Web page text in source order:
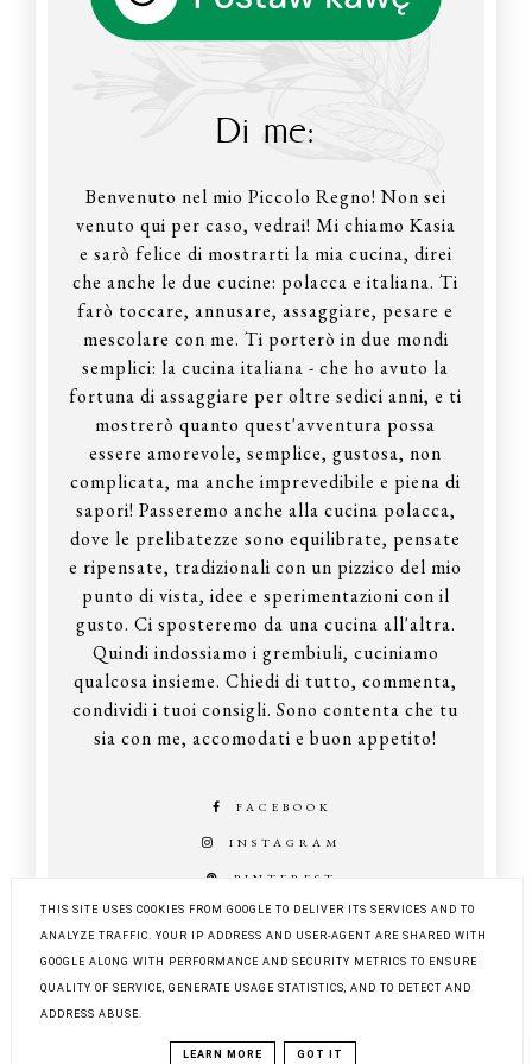
Di me:
Benvenuto nel mio Piccolo Regno! Non sei
venuto qui per caso, vedrai! Mi chiamo Kasia
e sarò felice di mostrarti la mia cucina, direi
che anche le due cucine: polacca e italiana. Ti
farò toccare, annusare, assaggiare, pesare e
mescolare con me. Ti porterò in due mondi
semplici: la cucina italiana - che ho avuto la
fortuna di assaggiare per oltre sedici anni, e ti
mostrerò quanto quest'avventura possa
essere amorevole, semplice, gustosa, non
complicata, ma anche imprevedibile e piena di
sapori! Passeremo anche alla cucina polacca,
dove le prelibatezze sono equilibrate, pensate
e ripensate, tradizionali con un pizzico del mio
punto di vista, idee e sperimentazioni con il
gusto. Ci sposteremo da una cucina all'altra.
Quindi indossiamo i grembiuli, cuciniamo
qualcosa insieme. Chiedi di tutto, commenta,
condividi i tuoi consigli. Sono contenta che tu
sia con me, accomodati e buon appetito!
FACEBOOK
INSTAGRAM
PINTEREST
BLOG DESIGN:KAROGRAFIA.PL
THIS SITE USES COOKIES FROM GOOGLE TO DELIVER ITS SERVICES AND TO
ANALYZE TRAFFIC. YOUR IP ADDRESS AND USER-AGENT ARE SHARED WITH
GOOGLE ALONG WITH PERFORMANCE AND SECURITY METRICS TO ENSURE
QUALITY OF SERVICE, GENERATE USAGE STATISTICS, AND TO DETECT AND
ADDRESS ABUSE.
LEARN MORE GOT IT